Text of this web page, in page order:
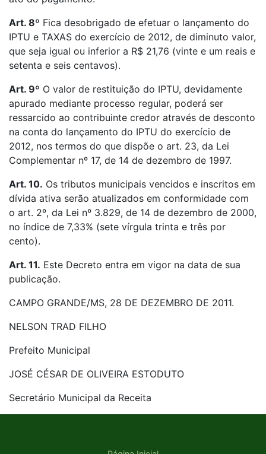
Art. 8º Fica desobrigado de efetuar o lançamento do
IPTU e TAXAS do exercício de 2012, de diminuto valor,
que seja igual ou inferior a R$ 21,76 (vinte e um reais e
setenta e seis centavos).
Art. 9º O valor de restituição do IPTU, devidamente
apurado mediante processo regular, poderá ser
ressarcido ao contribuinte credor através de desconto
na conta do lançamento do IPTU do exercício de
2012, nos termos do que dispõe o art. 23, da Lei
Complementar nº 17, de 14 de dezembro de 1997.
Art. 10. Os tributos municipais vencidos e inscritos em
dívida ativa serão atualizados em conformidade com
o art. 2º, da Lei nº 3.829, de 14 de dezembro de 2000,
no índice de 7,33% (sete vírgula trinta e três por
cento).
Art. 11. Este Decreto entra em vigor na data de sua
publicação.
CAMPO GRANDE/MS, 28 DE DEZEMBRO DE 2011.
NELSON TRAD FILHO
Prefeito Municipal
JOSÉ CÉSAR DE OLIVEIRA ESTODUTO
Secretário Municipal da Receita